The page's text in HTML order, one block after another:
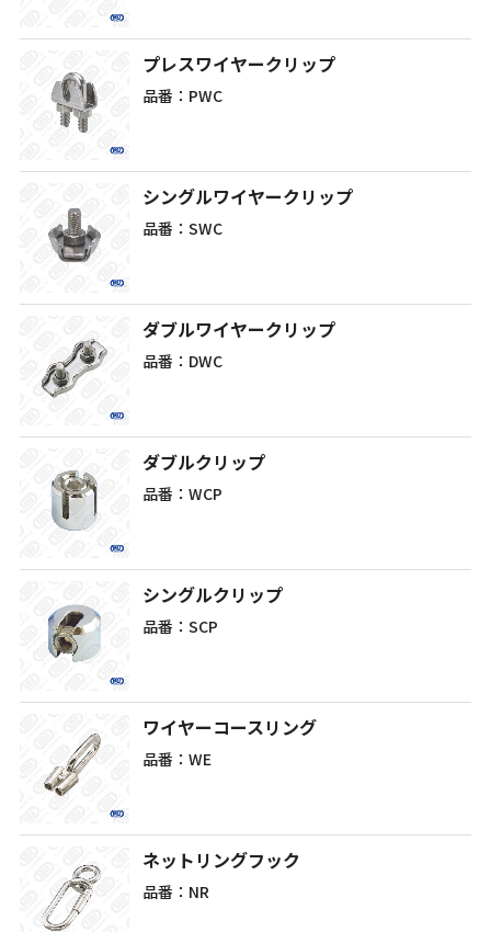
プレスワイヤークリップ
品番：PWC
シングルワイヤークリップ
品番：SWC
ダブルワイヤークリップ
品番：DWC
ダブルクリップ
品番：WCP
シングルクリップ
品番：SCP
ワイヤーコースリング
品番：WE
ネットリングフック
品番：NR